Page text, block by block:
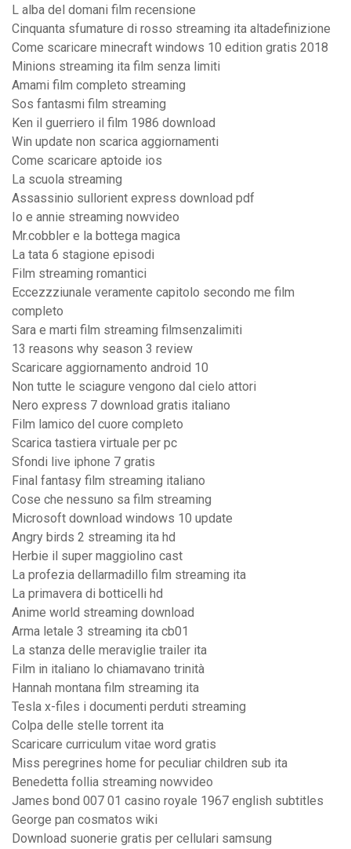
L alba del domani film recensione
Cinquanta sfumature di rosso streaming ita altadefinizione
Come scaricare minecraft windows 10 edition gratis 2018
Minions streaming ita film senza limiti
Amami film completo streaming
Sos fantasmi film streaming
Ken il guerriero il film 1986 download
Win update non scarica aggiornamenti
Come scaricare aptoide ios
La scuola streaming
Assassinio sullorient express download pdf
Io e annie streaming nowvideo
Mr.cobbler e la bottega magica
La tata 6 stagione episodi
Film streaming romantici
Eccezzziunale veramente capitolo secondo me film
completo
Sara e marti film streaming filmsenzalimiti
13 reasons why season 3 review
Scaricare aggiornamento android 10
Non tutte le sciagure vengono dal cielo attori
Nero express 7 download gratis italiano
Film lamico del cuore completo
Scarica tastiera virtuale per pc
Sfondi live iphone 7 gratis
Final fantasy film streaming italiano
Cose che nessuno sa film streaming
Microsoft download windows 10 update
Angry birds 2 streaming ita hd
Herbie il super maggiolino cast
La profezia dellarmadillo film streaming ita
La primavera di botticelli hd
Anime world streaming download
Arma letale 3 streaming ita cb01
La stanza delle meraviglie trailer ita
Film in italiano lo chiamavano trinità
Hannah montana film streaming ita
Tesla x-files i documenti perduti streaming
Colpa delle stelle torrent ita
Scaricare curriculum vitae word gratis
Miss peregrines home for peculiar children sub ita
Benedetta follia streaming nowvideo
James bond 007 01 casino royale 1967 english subtitles
George pan cosmatos wiki
Download suonerie gratis per cellulari samsung